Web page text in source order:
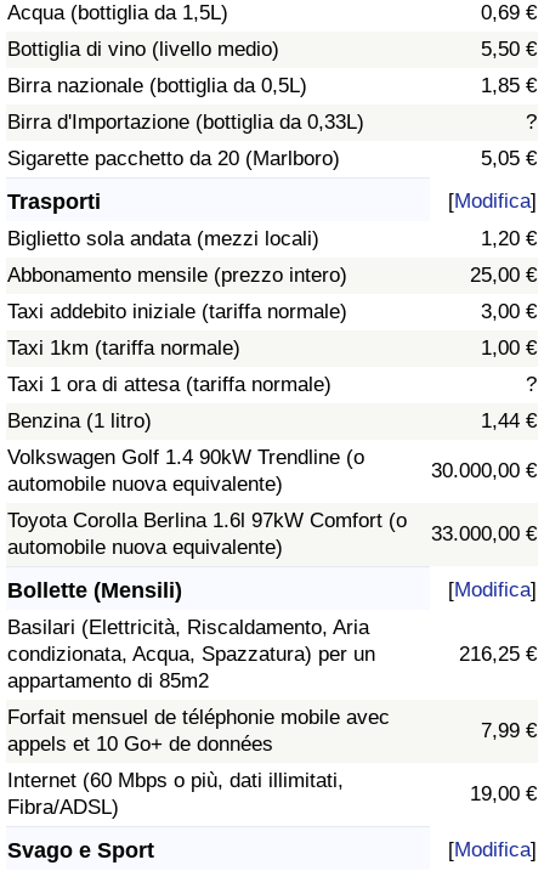
Acqua (bottiglia da 1,5L)
0,69 €
Bottiglia di vino (livello medio)
5,50 €
Birra nazionale (bottiglia da 0,5L)
1,85 €
Birra d'Importazione (bottiglia da 0,33L)
?
Sigarette pacchetto da 20 (Marlboro)
5,05 €
Trasporti [Modifica]
Biglietto sola andata (mezzi locali)
1,20 €
Abbonamento mensile (prezzo intero)
25,00 €
Taxi addebito iniziale (tariffa normale)
3,00 €
Taxi 1km (tariffa normale)
1,00 €
Taxi 1 ora di attesa (tariffa normale)
?
Benzina (1 litro)
1,44 €
Volkswagen Golf 1.4 90kW Trendline (o
automobile nuova equivalente)
30.000,00 €
Toyota Corolla Berlina 1.6l 97kW Comfort (o
automobile nuova equivalente)
33.000,00 €
Bollette (Mensili) [Modifica]
Basilari (Elettricità, Riscaldamento, Aria
condizionata, Acqua, Spazzatura) per un
appartamento di 85m2
216,25 €
Forfait mensuel de téléphonie mobile avec
appels et 10 Go+ de données
7,99 €
Internet (60 Mbps o più, dati illimitati,
Fibra/ADSL)
19,00 €
Svago e Sport [Modifica]
Traffico
Indice del Traffico
Indice del traffico (Corrente)
Indice del traffico per Nazione